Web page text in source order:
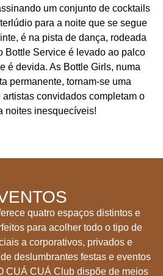
um conjunto de cocktails
para a noite que se segue
é na pista de dança, rodeada
Bottle Service é levado ao palco
é devida. As Bottle Girls, numa
permanente, tornam-se uma
artistas convidados completam o
noites inesquecíveis!
quatro espaços distintos e
para acolher todo o tipo de
a corporativos, privados e
deslumbrantes festas e eventos
CUÁ CUÁ Club dispõe de meios